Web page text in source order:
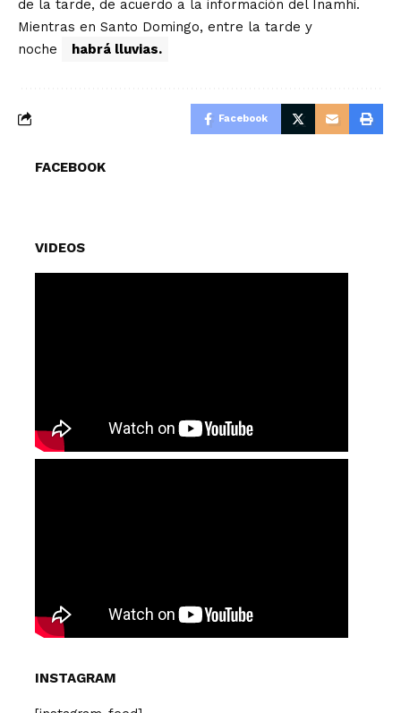
de la tarde, de acuerdo a la información del Inamhi.
Mientras en Santo Domingo, entre la tarde y
noche
habrá lluvias.
Facebook
FACEBOOK
VIDEOS
INSTAGRAM